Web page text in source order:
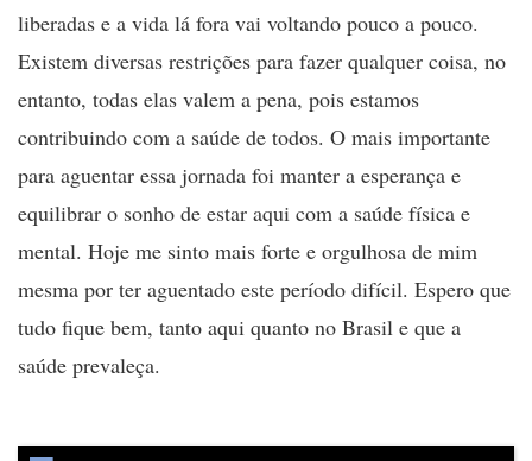
liberadas e a vida lá fora vai voltando pouco a pouco.
Existem diversas restrições para fazer qualquer coisa, no
entanto, todas elas valem a pena, pois estamos
contribuindo com a saúde de todos. O mais importante
para aguentar essa jornada foi manter a esperança e
equilibrar o sonho de estar aqui com a saúde física e
mental. Hoje me sinto mais forte e orgulhosa de mim
mesma por ter aguentado este período difícil. Espero que
tudo fique bem, tanto aqui quanto no Brasil e que a
saúde prevaleça.